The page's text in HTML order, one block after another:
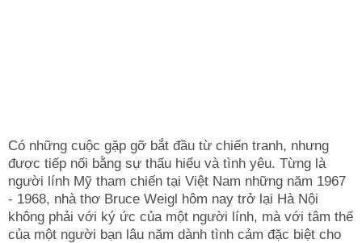
Có những cuộc gặp gỡ bắt đầu từ chiến tranh, nhưng
được tiếp nối bằng sự thấu hiểu và tình yêu. Từng là
người lính Mỹ tham chiến tại Việt Nam những năm 1967
- 1968, nhà thơ Bruce Weigl hôm nay trở lại Hà Nội
không phải với ký ức của một người lính, mà với tâm thế
của một người bạn lâu năm dành tình cảm đặc biệt cho